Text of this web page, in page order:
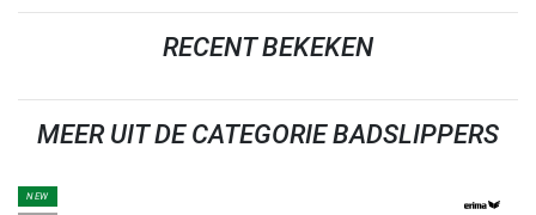
RECENT BEKEKEN
MEER UIT DE CATEGORIE BADSLIPPERS
NEW